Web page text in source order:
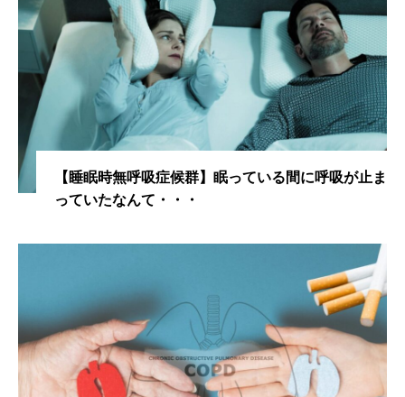
【睡眠時無呼吸症候群】眠っている間に呼吸が止ま
っていたなんて・・・